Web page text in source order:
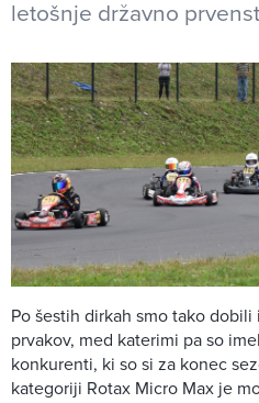
letošnje državno
Po šestih dirkah smo tako
prvakov, med katerimi pa so
konkurenti, ki so si za konec
kategoriji Rotax Micro Max je